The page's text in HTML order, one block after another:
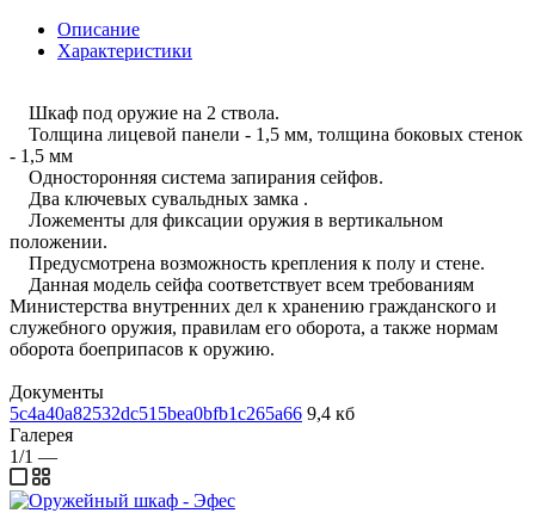
Описание
Характеристики
Шкаф под оружие на 2 ствола.
Толщина лицевой панели - 1,5 мм, толщина боковых стенок
- 1,5 мм
Односторонняя система запирания сейфов.
Два ключевых сувальдных замка .
Ложементы для фиксации оружия в вертикальном
положении.
Предусмотрена возможность крепления к полу и стене.
Данная модель сейфа соответствует всем требованиям
Министерства внутренних дел к хранению гражданского и
служебного оружия, правилам его оборота, а также нормам
оборота боеприпасов к оружию.
Документы
5c4a40a82532dc515bea0bfb1c265a66 9,4 кб
Галерея
1/1 —